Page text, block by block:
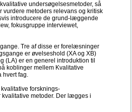
undersøgelsesmetoder, så
metoders relevans og kritisk
introducere de grund-læggende
fokusgruppe interviewet,
Tre af disse er forelæsninger
er øvelseshold (XA og XB)
(LA) er en generel introduktion til
koblinger mellem Kvalitative
hvert fag.
forsknings-
metoder. Der lægges i